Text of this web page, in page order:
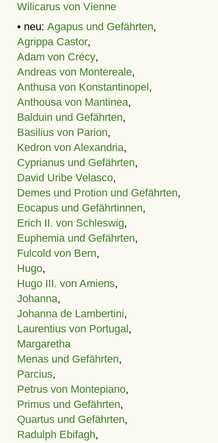
Wilicarus von Vienne
• neu: Agapus und Gefährten,
Agrippa Castor,
Adam von Crécy,
Andreas von Montereale,
Anthusa von Konstantinopel,
Anthousa von Mantinea,
Balduin und Gefährten,
Basilius von Parion,
Kedron von Alexandria,
Cyprianus und Gefährten,
David Uribe Velasco,
Demes und Protion und Gefährten,
Eocapus und Gefährtinnen,
Erich II. von Schleswig,
Euphemia und Gefährten,
Fulcold von Bern,
Hugo,
Hugo III. von Amiens,
Johanna,
Johanna de Lambertini,
Laurentius von Portugal,
Margaretha
Menas und Gefährten,
Parcius,
Petrus von Montepiano,
Primus und Gefährten,
Quartus und Gefährten,
Radulph Ebifagh,